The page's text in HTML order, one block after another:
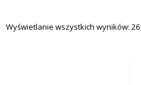
Wyświetlanie wszystkich wyników: 26